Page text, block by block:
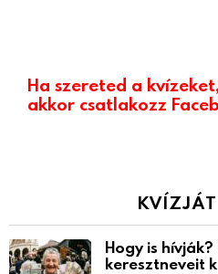
Ha szereted a
akkor csatlakozz
Hogy is
keresztneveit